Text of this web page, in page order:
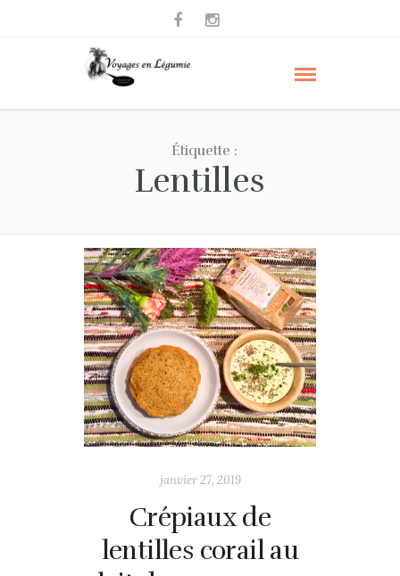
Étiquette :
Lentilles
janvier 27, 2019
Crépiaux de
lentilles corail au